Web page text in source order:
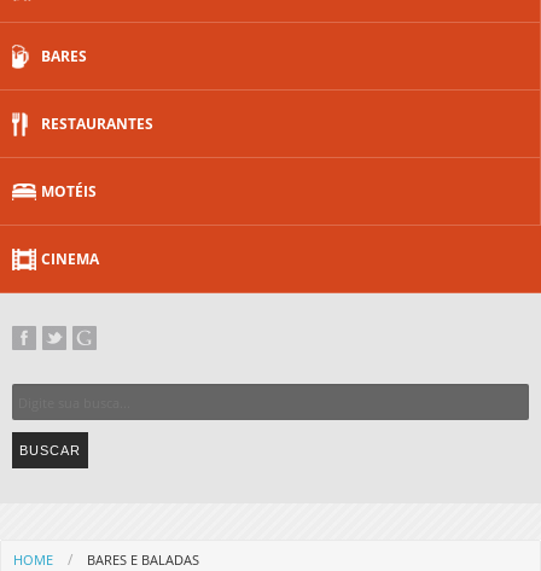
BARES
RESTAURANTES
MOTÉIS
CINEMA
HOME BARES E BALADAS